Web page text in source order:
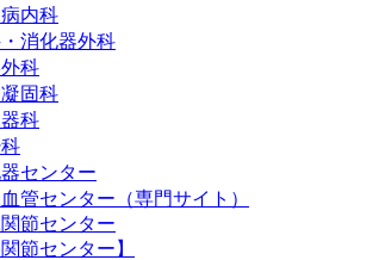
内科
消化器外科
科
固科
科
センター
管センター（専門サイト）
節センター
関節センター】